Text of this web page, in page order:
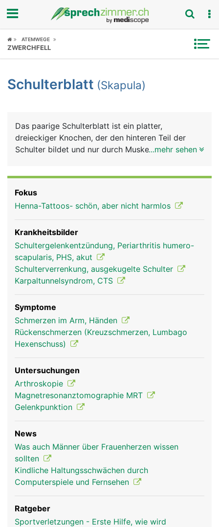
Fokus
Symptome
News
Rubriken
ATEMWEGE
ZWERCHFELL
Schulterblatt (Skapula)
Das paarige Schulterblatt ist ein platter,
dreieckiger Knochen, der den hinteren Teil der
Schulter bildet und nur durch Muskeln mit der
Oberarmknochens bewegt. Auch das Schlüsselbein
ist seitlich mit dem Schulterblatt gelenkig
verbunden. Über die Schulterblätter sind die Arme
mit dem Rumpf verbunden. Ausserdem dient es als
Befestigungsanker für die Rückenmuskulatur
...mehr sehen
Fokus
Henna-Tattoos- schön, aber nicht harmlos
Krankheitsbilder
Schultergelenkentzündung, Periarthritis humero-
scapularis, PHS, akut
Schulterverrenkung, ausgekugelte Schulter
Karpaltunnelsyndrom, CTS
Symptome
Schmerzen im Arm, Händen
Rückenschmerzen (Kreuzschmerzen, Lumbago
Hexenschuss)
Untersuchungen
Arthroskopie
Magnetresonanztomographie MRT
Gelenkpunktion
News
Was auch Männer über Frauenherzen wissen
sollten
Kindliche Haltungsschwächen durch
Computerspiele und Fernsehen
Ratgeber
Sportverletzungen - Erste Hilfe, wie wird